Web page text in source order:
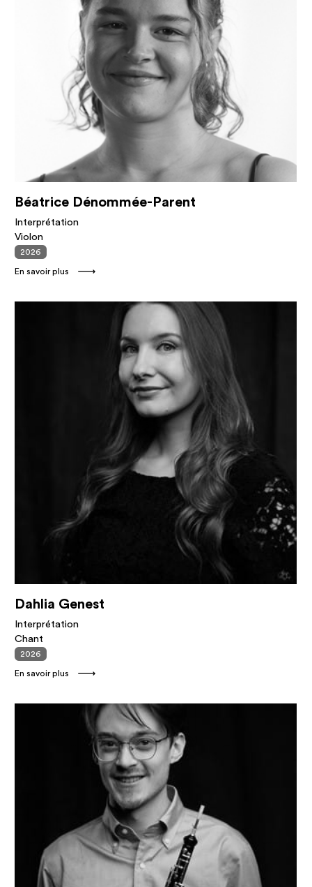
Béatrice Dénommée-Parent
Interprétation
Violon
2026
En savoir plus
Dahlia Genest
Interprétation
Chant
2026
En savoir plus